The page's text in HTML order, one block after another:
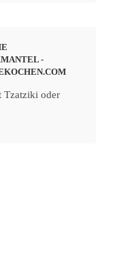
-
Tzatziki oder